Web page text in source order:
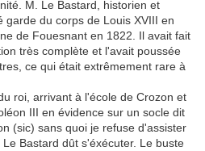
M. Le Bastard, historien et
garde du corps de Louis XVIII en
de Fouesnant en 1822. Il avait fait
très complète et l'avait poussée
ce qui était extrêmement rare à
roi, arrivant à l'école de Crozon et
III en évidence sur un socle dit
(sic) sans quoi je refuse d'assister
Bastard dût s'éxécuter. Le buste